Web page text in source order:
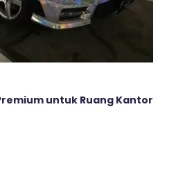
untuk Ruang Kantor